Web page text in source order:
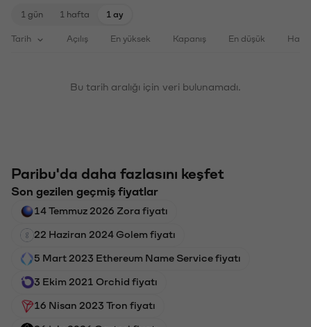
1 gün 1 hafta 1 ay
Tarih Açılış En yüksek Kapanış En düşük
Bu tarih aralığı için veri bulunamadı.
Paribu'da daha fazlasını keşfet
Son gezilen geçmiş fiyatlar
14 Temmuz 2026 Zora fiyatı
22 Haziran 2024 Golem fiyatı
5 Mart 2023 Ethereum Name Service fiyatı
3 Ekim 2021 Orchid fiyatı
16 Nisan 2023 Tron fiyatı